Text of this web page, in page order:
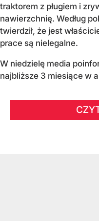
traktorem z pługiem i
nawierzchnię. Według
twierdził, że jest
prace są nielegalne.
W niedzielę media
najbliższe 3 miesiące w